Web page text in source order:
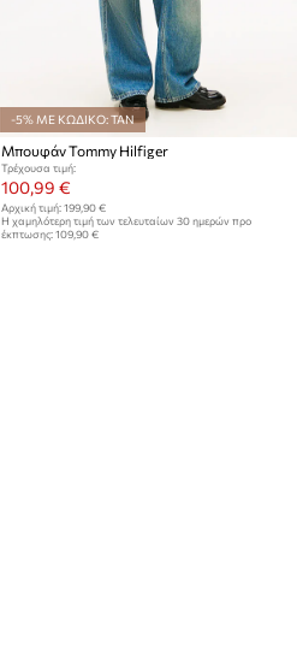
-5% ΜΕ ΚΩΔΙΚΟ: TAN
Μπουφάν Tommy Hilfiger
Τρέχουσα τιμή:
100,99 €
Αρχική τιμή: 199,90 €
Η χαμηλότερη τιμή των τελευταίων 30 ημερών προ
έκπτωσης: 109,90 €